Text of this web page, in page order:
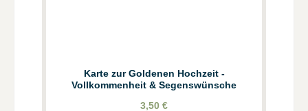
Karte zur Goldenen Hochzeit -
Vollkommenheit & Segenswünsche
3,50 €